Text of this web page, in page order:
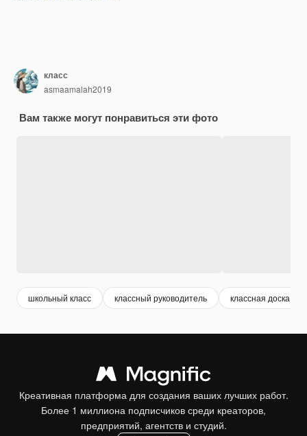
класс
asmaamalah2019
Вам также могут понравиться эти фото
школьный класс классный руководитель классная доска
Креативная платформа для создания ваших лучших работ.
Более 1 миллиона подписчиков среди креаторов,
предприятий, агентств и студий.